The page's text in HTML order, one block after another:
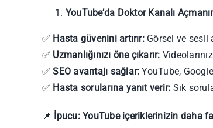
YouTube’da Doktor Kanalı
✅ Hasta güvenini artırır:Görsel ve sesli
✅ Uzmanlığınızı öne çıkarır:
✅SEO avantajı sağlar: YouTube,
✅ Hasta sorularına yanıt verir: Sık
📌 İpucu: YouTube içeriklerinizin daha